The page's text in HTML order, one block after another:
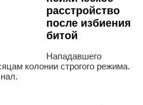
расстройство
после избиения
битой
Нападавшего
колонии строгого режима.